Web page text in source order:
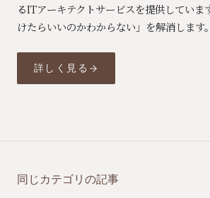
るITアーキテクトサービスを提供していま
けたらいいのかわからない」を解消します。
詳しく見る
同じカテゴリの記事